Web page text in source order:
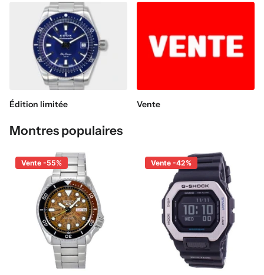
Édition limitée Vente
Montres populaires
Vente -55% Vente -42%